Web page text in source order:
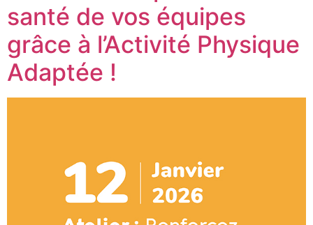
santé de vos équipes
grâce à l’Activité Physique
Adaptée !